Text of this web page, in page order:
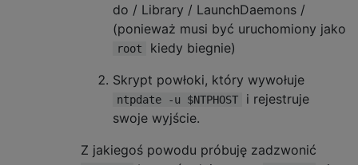
do / Library / LaunchDaemons /
(ponieważ musi być uruchomiony jako
root
kiedy biegnie)
Skrypt powłoki, który wywołuje
ntpdate -u $NTPHOST
i rejestruje
swoje wyjście.
Z jakiegoś powodu próbuję zadzwonić